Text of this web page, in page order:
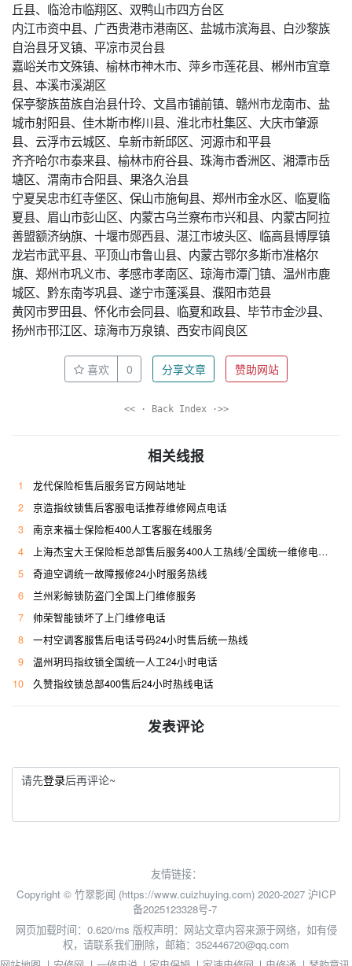
丘县、临沧市临翔区、双鸭山市四方台区
内江市资中县、广西贵港市港南区、盐城市滨海县、白沙黎族
自治县牙叉镇、平凉市灵台县
嘉峪关市文殊镇、榆林市神木市、萍乡市莲花县、郴州市宜章
县、本溪市溪湖区
保亭黎族苗族自治县什玲、文昌市铺前镇、赣州市龙南市、盐
城市射阳县、佳木斯市桦川县、淮北市杜集区、大庆市肇源
县、云浮市云城区、阜新市新邱区、河源市和平县
齐齐哈尔市泰来县、榆林市府谷县、珠海市香洲区、湘潭市岳
塘区、渭南市合阳县、果洛久治县
宁夏吴忠市红寺堡区、保山市施甸县、郑州市金水区、临夏临
夏县、眉山市彭山区、内蒙古乌兰察布市兴和县、内蒙古阿拉
善盟额济纳旗、十堰市郧西县、湛江市坡头区、临高县博厚镇
龙岩市武平县、平顶山市鲁山县、内蒙古鄂尔多斯市准格尔
旗、郑州市巩义市、孝感市孝南区、琼海市潭门镇、温州市鹿
城区、黔东南岑巩县、遂宁市蓬溪县、濮阳市范县
黄冈市罗田县、怀化市会同县、临夏和政县、毕节市金沙县、
扬州市邗江区、琼海市万泉镇、西安市阎良区
喜欢 0 分享文章 赞助网站
<< · Back Index ·>>
相关线报
1
龙代保险柜售后服务官方网站地址
2
京造指纹锁售后客服电话推荐维修网点电话
3
南京来福士保险柜400人工客服在线服务
4
上海杰宝大王保险柜总部售后服务400人工热线/全国统一维修电话是多少
5
奇迪空调统一故障报修24小时服务热线
6
兰州彩鲸锁防盗门全国上门维修服务
7
帅荣智能锁坏了上门维修电话
8
一村空调客服售后电话号码24小时售后统一热线
9
温州玥玛指纹锁全国统一人工24小时电话
10
久赞指纹锁总部400售后24小时热线电话
发表评论
请先登录后再评论~
友情链接：
Copyright © 竹翠影闻 (https://www.cuizhuying.com) 2020-2027 沪ICP
备2025123328号-7
网页加载时间：0.620/ms 版权声明：网站文章内容来源于网络，如有侵
权，请联系我们删除，邮箱：352446720@qq.com